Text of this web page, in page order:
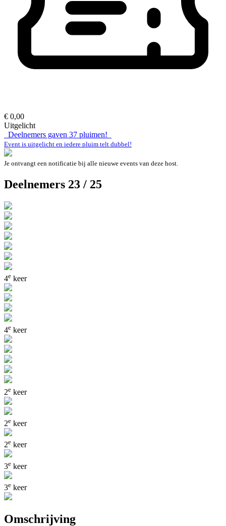
€ 0,00
Uitgelicht
Deelnemers gaven 37 pluimen!
Event is uitgelicht en iedere pluim telt dubbel!
Je ontvangt een notificatie bij alle nieuwe events van deze host.
Deelnemers 23 / 25
4e keer
4e keer
2e keer
2e keer
2e keer
3e keer
3e keer
Omschrijving